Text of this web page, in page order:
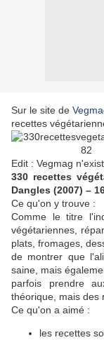
Sur le site de
recettes
Edit : Vegmag
330 recettes
Dangles (2007) –
Ce qu'on y trouve :
Comme le titre
végétariennes,
plats, fromages,
de montrer que
saine, mais
parfois prendre
théorique, mais des
Ce qu'on a aimé :
les recettes